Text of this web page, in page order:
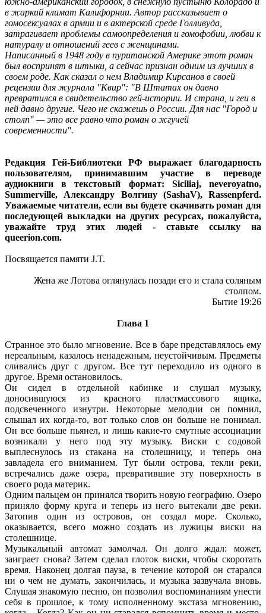
в жаркий климат Калифорнии. Автор рассказывает о
гомосексуалах в армии и в актерской среде Голливуда,
затрагивает проблемы самоопределения и гомофобии, любви к
натуралу и отношений геев с женщинами.
Написанный в 1948 году в пуританской Америке этот роман
был воспринят в штыки, а сейчас признан одним из лучших в
своем роде. Как сказал о нем Владимир Кирсанов в своей
рецензии для журнала "Квир": "В Штатах он давно
превратился в свидетельство гей-истории. И страна, и геи в
ней давно другие. Чего не скажешь о России. Для нас "Город и
столп" — это все равно что роман о жгучей
современности".
Редакция Гей-Библиотеки РФ выражает благодарность
пользователям, принимавшим участие в переводе
аудиокниги в текстовый формат: Siciliaj, neveroyatno,
Summerville, Александру Волгину (SashaV), Rassenpferd.
Уважаемые читатели, если вы будете скачивать роман для
последующей выкладки на других ресурсах, пожалуйста,
уважайте труд этих людей - ставьте ссылку на
queerion.com.
Посвящается памяти J.T.
Жена же Лотова оглянулась позади его и стала соляным
столпом.
Бытие 19:26
Глава 1
Странное это было мгновение. Все в баре представлялось ему
нереальным, казалось ненадежным, неустойчивым. Предметы
сливались друг с другом. Все тут переходило из одного в
другое. Время остановилось.
Он сидел в отдельной кабинке и слушал музыку,
доносившуюся из красного пластмассового ящика,
подсвеченного изнутри. Некоторые мелодии он помнил,
слышал их когда-то, вот только слов он больше не понимал.
Он все больше пьянел, и лишь какие-то смутные ассоциации
возникали у него под эту музыку. Виски с содовой
выплеснулось из стакана на столешницу, и теперь она
завладела его вниманием. Тут были острова, текли реки,
встречались даже озера, превратившие эту поверхность в
своего рода материк.
Одним пальцем он принялся творить новую географию. Озеро
приняло форму круга и теперь из него вытекали две реки.
Затопив один из островов, он создал море. Сколько,
оказывается, всего можно создать из лужицы виски на
столешнице.
Музыкальный автомат замолчал. Он долго ждал: может,
заиграет снова? Затем сделал глоток виски, чтобы скоротать
время. Наконец долгая пауза, в течение которой он старался
ни о чем не думать, закончилась, и музыка зазвучала вновь.
Слушая знакомую песню, он позволил воспоминаниям унести
себя в прошлое, к тому исполненному экстаза мгновению,